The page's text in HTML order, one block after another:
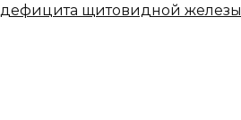
дефицита щитовидной железы